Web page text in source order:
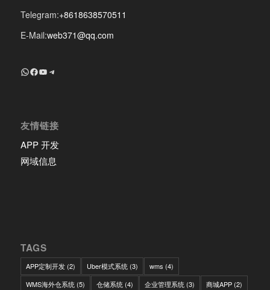
Telegram:+8618638570511
E-Mail:web371@qq.com
+8618639018603
Facebook
YouTube
Telegram
友情链接
APP 开发
网域信息
TAGS
APP定制开发(2) Uber模式系统(3) wms (4)
WMS海外仓系统(5) 仓储系统(4) 企业管理系统(3) 商城APP(2)